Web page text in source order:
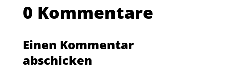
0 Kommentare
Einen Kommentar
abschicken